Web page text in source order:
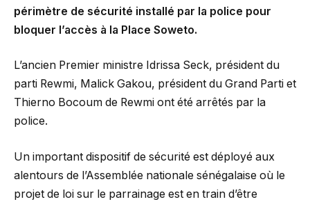
périmètre de sécurité installé par la police pour
bloquer l’accès à la Place Soweto.
L’ancien Premier ministre Idrissa Seck, président du
parti Rewmi, Malick Gakou, président du Grand Parti et
Thierno Bocoum de Rewmi ont été arrêtés par la
police.
Un important dispositif de sécurité est déployé aux
alentours de l’Assemblée nationale sénégalaise où le
projet de loi sur le parrainage est en train d’être